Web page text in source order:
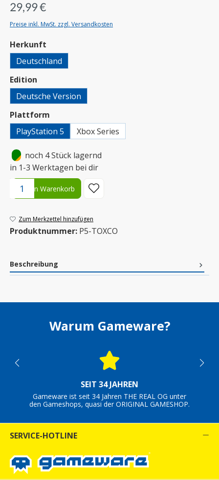
29,99 €
Preise inkl. MwSt. zzgl. Versandkosten
Herkunft
Deutschland
Edition
Deutsche Version
Plattform
PlayStation 5
Xbox Series
noch 4 Stück lagernd
in 1-3 Werktagen bei dir
Produkt Anzahl: Gib den gewünschten Wert ein oder benutze
In den Warenkorb
Zum Merkzettel hinzufügen
Produktnummer: P5-TOXCO
Beschreibung
Warum Gameware?
SEIT 34 JAHREN
Gameware ist seit 34 Jahren THE REAL OG unter
den Gameshops, quasi der ORIGINAL GAMESHOP.
SERVICE-HOTLINE